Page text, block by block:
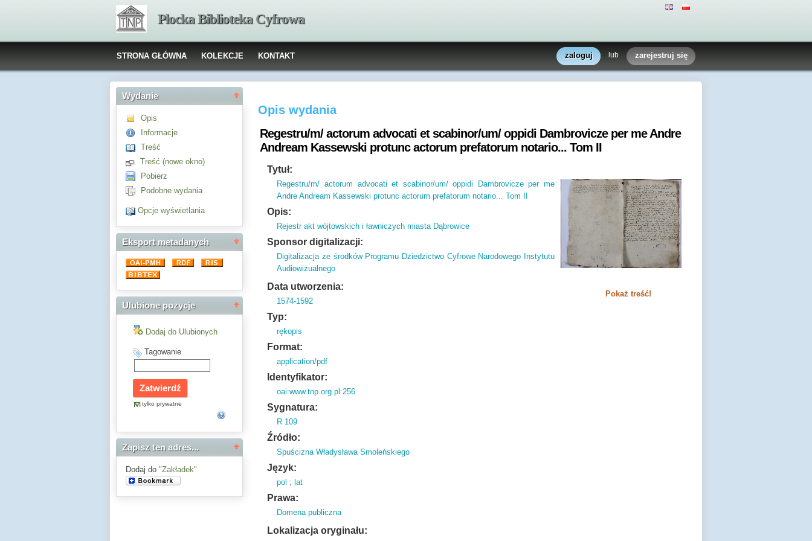
Płocka Biblioteka Cyfrowa
STRONA GŁÓWNA KOLEKCJE KONTAKT zaloguj lub zarejestruj się
Wydanie
Opis
Informacje
Treść
Treść (nowe okno)
Pobierz
Podobne wydania
Opcje wyświetlania
Eksport metadanych
Ulubione pozycje
Dodaj do Ulubionych
Tagowanie
tylko prywatne
Zapisz ten adres...
Dodaj do "Zakładek"
Opis wydania
Regestru/m/ actorum advocati et scabinor/um/ oppidi Dambrovicze per me Andre
Andream Kassewski protunc actorum prefatorum notario... Tom II
Pokaż treść!
Tytuł:
Regestru/m/ actorum advocati et scabinor/um/ oppidi Dambrovicze per me
Andre Andream Kassewski protunc actorum prefatorum notario... Tom II
Opis:
Rejestr akt wójtowskich i ławniczych miasta Dąbrowice
Sponsor digitalizacji:
Digitalizacja ze środków Programu Dziedzictwo Cyfrowe Narodowego Instytutu
Audiowizualnego
Data utworzenia:
1574-1592
Typ:
rękopis
Format:
application/pdf
Identyfikator:
oai:www.tnp.org.pl:256
Sygnatura:
R 109
Źródło:
Spuścizna Władysława Smoleńskiego
Język:
pol ; lat
Prawa:
Domena publiczna
Lokalizacja oryginału: